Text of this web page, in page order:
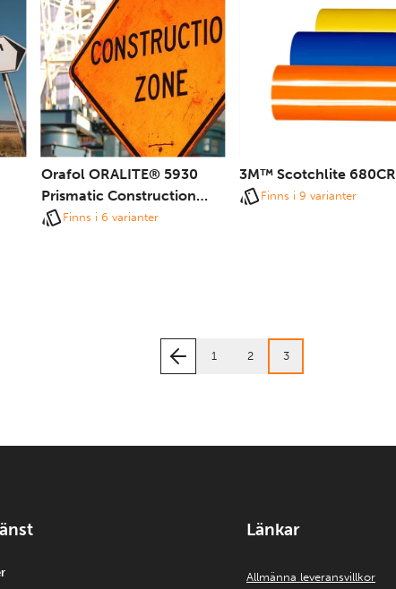
Orafol ORALITE® 5930
Prismatic Construction
GradeFinns i 6 varianter
3M™ Scotchlite 680CR
Finns i 9 varianter
1 2 3
Länkar
Allmänna leveransvillkor